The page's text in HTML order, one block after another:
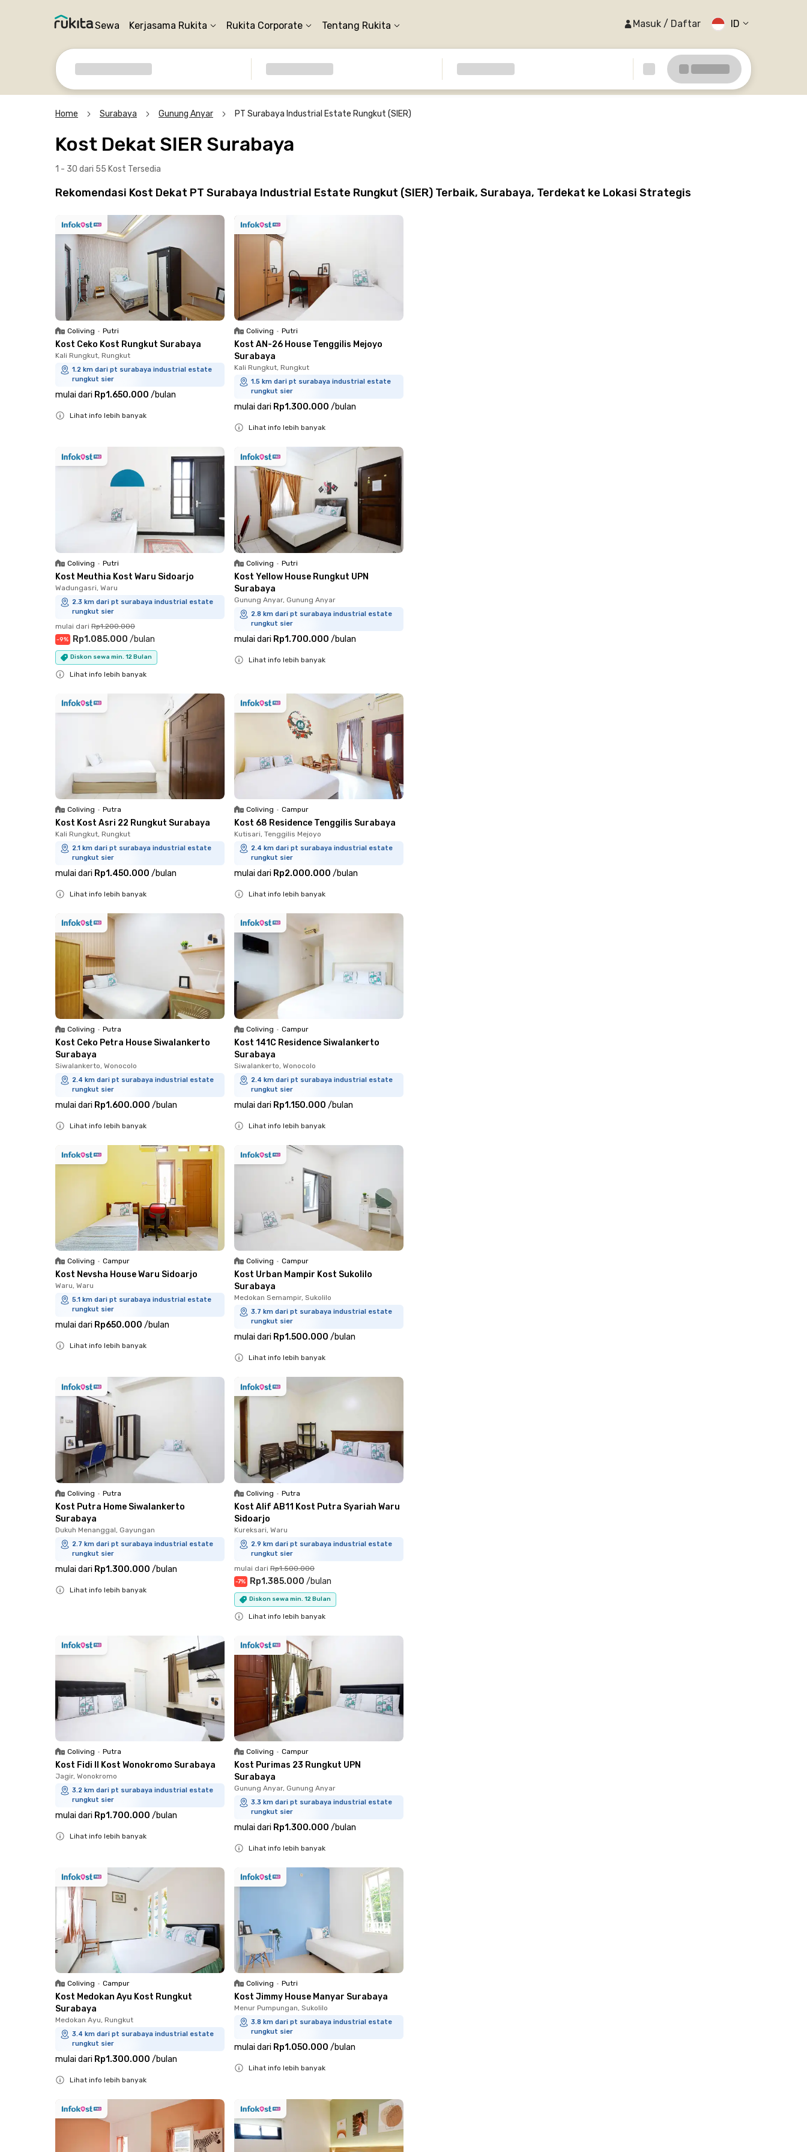
Sewa Kerjasama Rukita Rukita Corporate Tentang Rukita Masuk / Daftar ID
Home Surabaya Gunung Anyar PT Surabaya Industrial Estate Rungkut (SIER)
Kost Dekat SIER Surabaya
1 - 30 dari 55 Kost Tersedia
Rekomendasi Kost Dekat PT Surabaya Industrial Estate Rungkut (SIER) Terbaik, Surabaya, Terdekat ke Lokasi Strategis
Coliving • Putri
Kost Ceko Kost Rungkut Surabaya
Kali Rungkut, Rungkut
1.2 km dari pt surabaya industrial estate
rungkut sier
mulai dari Rp1.650.000 /bulan
Lihat info lebih banyak
Coliving • Putri
Kost AN-26 House Tenggilis Mejoyo
Surabaya
Kali Rungkut, Rungkut
1.5 km dari pt surabaya industrial estate
rungkut sier
mulai dari Rp1.300.000 /bulan
Lihat info lebih banyak
Coliving • Putri
Kost Meuthia Kost Waru Sidoarjo
Wadungasri, Waru
2.3 km dari pt surabaya industrial estate
rungkut sier
mulai dari Rp1.200.000
-9% Rp1.085.000 /bulan
Diskon sewa min. 12 Bulan
Lihat info lebih banyak
Coliving • Putri
Kost Yellow House Rungkut UPN
Surabaya
Gunung Anyar, Gunung Anyar
2.8 km dari pt surabaya industrial estate
rungkut sier
mulai dari Rp1.700.000 /bulan
Lihat info lebih banyak
Coliving • Putra
Kost Kost Asri 22 Rungkut Surabaya
Kali Rungkut, Rungkut
2.1 km dari pt surabaya industrial estate
rungkut sier
mulai dari Rp1.450.000 /bulan
Lihat info lebih banyak
Coliving • Campur
Kost 68 Residence Tenggilis Surabaya
Kutisari, Tenggilis Mejoyo
2.4 km dari pt surabaya industrial estate
rungkut sier
mulai dari Rp2.000.000 /bulan
Lihat info lebih banyak
Coliving • Putra
Kost Ceko Petra House Siwalankerto
Surabaya
Siwalankerto, Wonocolo
2.4 km dari pt surabaya industrial estate
rungkut sier
mulai dari Rp1.600.000 /bulan
Lihat info lebih banyak
Coliving • Campur
Kost 141C Residence Siwalankerto
Surabaya
Siwalankerto, Wonocolo
2.4 km dari pt surabaya industrial estate
rungkut sier
mulai dari Rp1.150.000 /bulan
Lihat info lebih banyak
Coliving • Campur
Kost Nevsha House Waru Sidoarjo
Waru, Waru
5.1 km dari pt surabaya industrial estate
rungkut sier
mulai dari Rp650.000 /bulan
Lihat info lebih banyak
Coliving • Campur
Kost Urban Mampir Kost Sukolilo
Surabaya
Medokan Semampir, Sukolilo
3.7 km dari pt surabaya industrial estate
rungkut sier
mulai dari Rp1.500.000 /bulan
Lihat info lebih banyak
Coliving • Putra
Kost Putra Home Siwalankerto
Surabaya
Dukuh Menanggal, Gayungan
2.7 km dari pt surabaya industrial estate
rungkut sier
mulai dari Rp1.300.000 /bulan
Lihat info lebih banyak
Coliving • Putra
Kost Alif AB11 Kost Putra Syariah Waru
Sidoarjo
Kureksari, Waru
2.9 km dari pt surabaya industrial estate
rungkut sier
mulai dari Rp1.500.000
-7% Rp1.385.000 /bulan
Diskon sewa min. 12 Bulan
Lihat info lebih banyak
Coliving • Putra
Kost Fidi II Kost Wonokromo Surabaya
Jagir, Wonokromo
3.2 km dari pt surabaya industrial estate
rungkut sier
mulai dari Rp1.700.000 /bulan
Lihat info lebih banyak
Coliving • Campur
Kost Purimas 23 Rungkut UPN
Surabaya
Gunung Anyar, Gunung Anyar
3.3 km dari pt surabaya industrial estate
rungkut sier
mulai dari Rp1.300.000 /bulan
Lihat info lebih banyak
Coliving • Campur
Kost Medokan Ayu Kost Rungkut
Surabaya
Medokan Ayu, Rungkut
3.4 km dari pt surabaya industrial estate
rungkut sier
mulai dari Rp1.300.000 /bulan
Lihat info lebih banyak
Coliving • Putri
Kost Jimmy House Manyar Surabaya
Menur Pumpungan, Sukolilo
3.8 km dari pt surabaya industrial estate
rungkut sier
mulai dari Rp1.050.000 /bulan
Lihat info lebih banyak